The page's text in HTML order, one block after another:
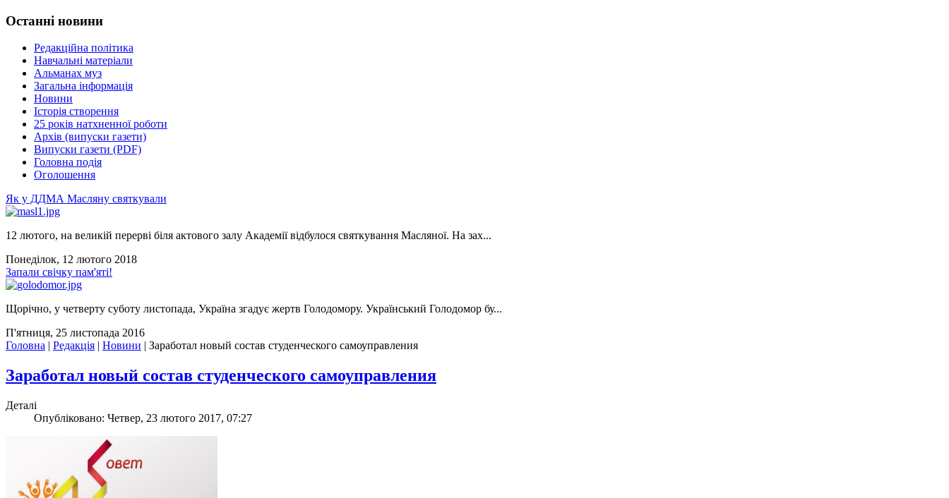
Останні новини
Редакційна політика
Навчальні матеріали
Альманах муз
Загальна інформація
Новини
Історія створення
25 років натхненної роботи
Архів (випуски газети)
Випуски газети (PDF)
Головна подія
Оголошення
Як у ДДМА Масляну святкували
12 лютого, на великій перерві біля актового залу Академії відбулося святкування Масляної. На зах...
Понеділок, 12 лютого 2018
Запали свічку пам'яті!
Щорічно, у четверту суботу листопада, Україна згадує жертв Голодомору. Український Голодомор бу...
П'ятниця, 25 листопада 2016
Головна | Редакція | Новини | Заработал новый состав студенческого самоуправления
Заработал новый состав студенческого самоуправления
Деталі
Опубліковано: Четвер, 23 лютого 2017, 07:27